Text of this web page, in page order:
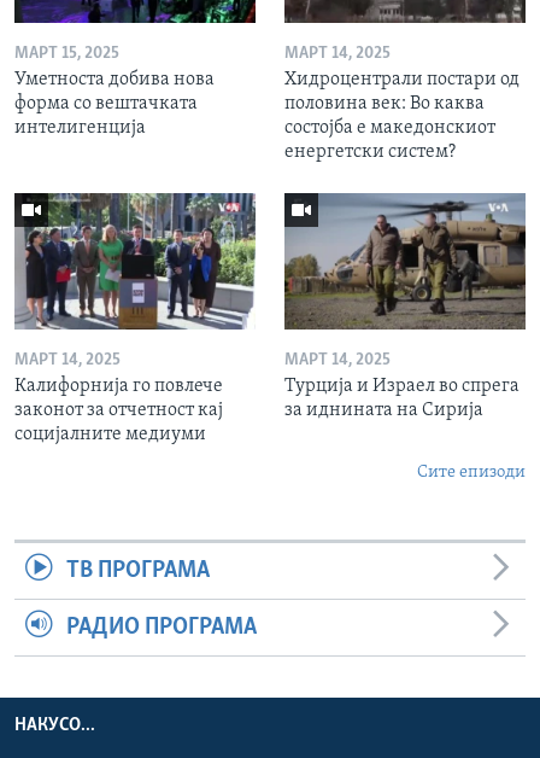
МАРТ 15, 2025
Уметноста добива нова
форма со вештачката
интелигенција
МАРТ 14, 2025
Хидроцентрали постари од
половина век: Во каква
состојба е македонскиот
енергетски систем?
МАРТ 14, 2025
Калифорнија го повлече
законот за отчетност кај
социјалните медиуми
МАРТ 14, 2025
Турција и Израел во спрега
за иднината на Сирија
Сите епизоди
ТВ ПРОГРАМА
РАДИО ПРОГРАМА
НАКУСО...